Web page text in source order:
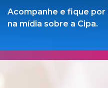
Acompanhe e fique
na mídia sobre a Cipa.